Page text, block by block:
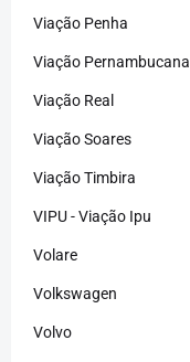
Viação Penha
Viação Pernambucana
Viação Real
Viação Soares
Viação Timbira
VIPU - Viação Ipu
Volare
Volkswagen
Volvo